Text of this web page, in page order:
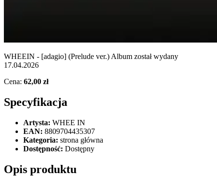
WHEEIN - [adagio] (Prelude ver.) Album został wydany
17.04.2026
Cena: 62,00 zł
Specyfikacja
Artysta: WHEE IN
EAN: 8809704435307
Kategoria: strona główna
Dostępność: Dostępny
Opis produktu